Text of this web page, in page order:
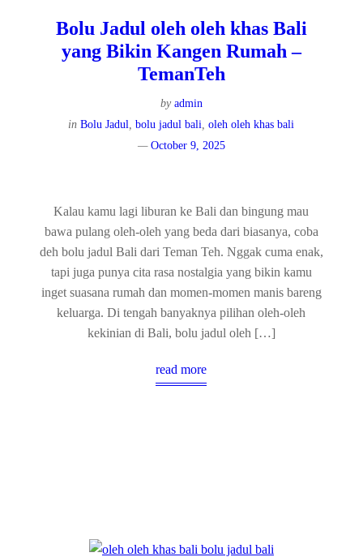
Bolu Jadul oleh oleh khas Bali
yang Bikin Kangen Rumah –
TemanTeh
by admin
inBolu Jadul,bolu jadul bali,oleh oleh khas bali
October 9, 2025
Kalau kamu lagi liburan ke Bali dan bingung mau
bawa pulang oleh-oleh yang beda dari biasanya, coba
deh bolu jadul Bali dari Teman Teh. Nggak cuma enak,
tapi juga punya cita rasa nostalgia yang bikin kamu
inget suasana rumah dan momen-momen manis bareng
keluarga. Di tengah banyaknya pilihan oleh-oleh
kekinian di Bali, bolu jadul oleh […]
read more